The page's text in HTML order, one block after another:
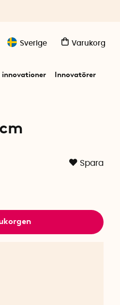
Sverige Varukorg
innovationer Innovatörer
Spara